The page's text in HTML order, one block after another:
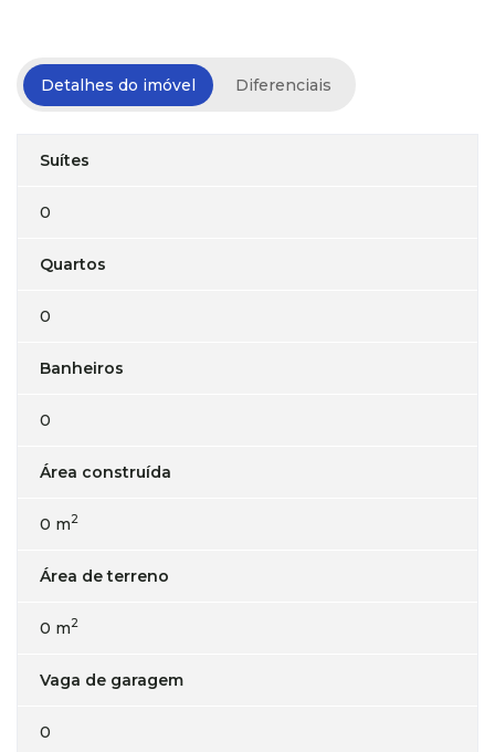
Detalhes do imóvel Diferenciais
Suítes
0
Quartos
0
Banheiros
0
Área construída
0 m2
Área de terreno
0 m2
Vaga de garagem
0